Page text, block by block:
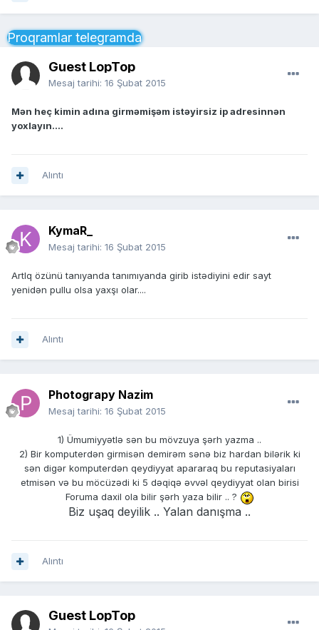
Proqramlar telegramda
Guest LopTop
Mesaj tarihi: 16 Şubat 2015
Mən heç kimin adına girməmişəm istəyirsiz ip adresinnən
yoxlayın....
Alıntı
KymaR_
Mesaj tarihi: 16 Şubat 2015
Artlq özünü tanıyanda tanımıyanda girib istədiyini edir sayt
yenidən pullu olsa yaxşı olar....
Alıntı
Photograpy Nazim
Mesaj tarihi: 16 Şubat 2015
1) Ümumiyyətlə sən bu mövzuya şərh yazma ..
2) Bir komputerdən girmisən demirəm sənə biz hardan bilərik ki
sən digər komputerdən qeydiyyat apararaq bu reputasiyaları
etmisən və bu möcüzədi ki 5 dəqiqə əvvəl qeydiyyat olan birisi
Foruma daxil ola bilir şərh yaza bilir .. ?
Biz uşaq deyilik .. Yalan danışma ..
Alıntı
Guest LopTop